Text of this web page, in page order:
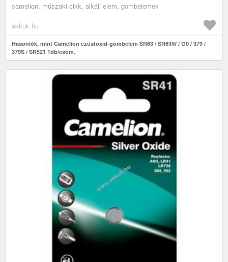
camelion, műszaki cikk, alkáli elem, gombelemek
akkuk.hu
Hasonlók, mint Camelion ezüstoxid-gombelem SR63 / SR63W / G0 / 379 /
379S / SR521 1db/csom.